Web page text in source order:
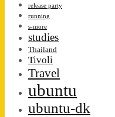
release party
running
s-more
studies
Thailand
Tivoli
Travel
ubuntu
ubuntu-dk